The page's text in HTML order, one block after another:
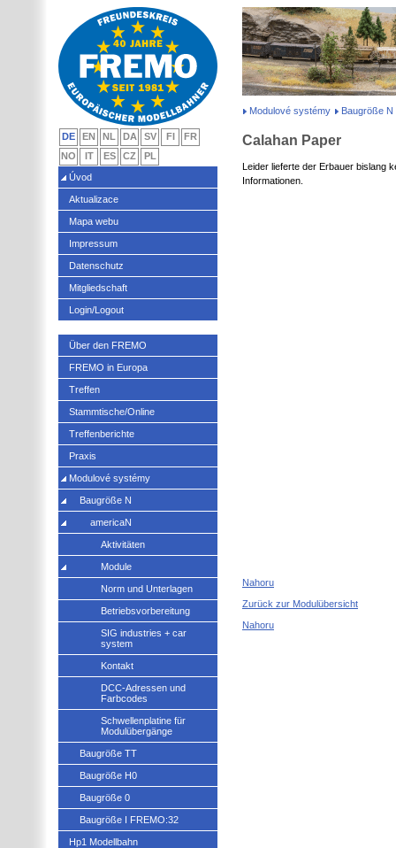
Modulové systémy Baugröße N
Calahan Paper
Leider lieferte der Erbauer bislang
Informationen.
Nahoru
Zurück zur Modulübersicht
Nahoru
DE EN NL DA SV FI
FR
NO
IT ES CZ
PL
Úvod
Aktualizace
Mapa webu
Impressum
Datenschutz
Mitgliedschaft
Login/Logout
Über den FREMO
FREMO in Europa
Treffen
Stammtische/Online
Treffenberichte
Praxis
Modulové systémy
Baugröße N
americaN
Aktivitäten
Module
Norm und Unterlagen
Betriebsvorbereitung
SIG industries + car
system
Kontakt
DCC-Adressen und
Farbcodes
Schwellenplatine für
Modulübergänge
Baugröße TT
Baugröße H0
Baugröße 0
Baugröße I FREMO:32
Hp1 Modellbahn